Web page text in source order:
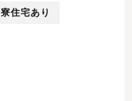
寮住宅あり